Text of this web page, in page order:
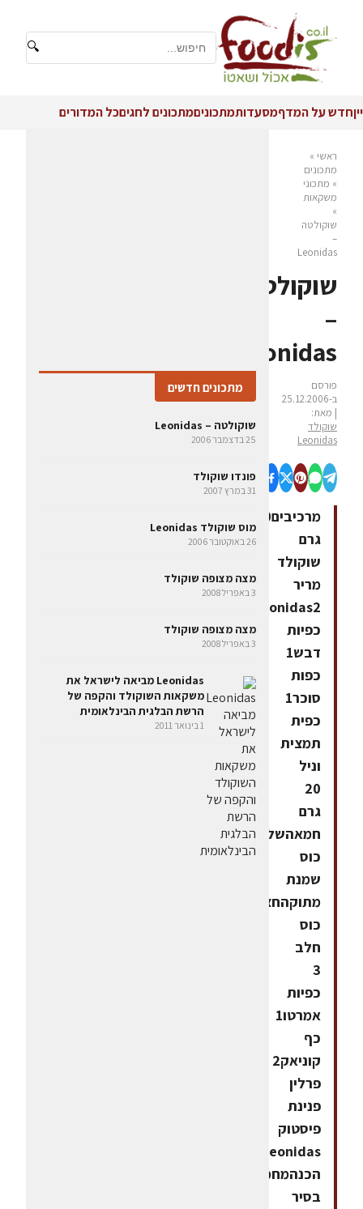
🔍
ייןחדש על המדףמסעדותמתכוניםמתכונים לחגיםכל המדורים
ראשי »
מתכונים
» מתכוני
משקאות
»
שוקולטה
–
Leonidas
שוקולטה
–
Leonidas
פורסם
ב-25.12.2006
| מאת:
שוקולד
Leonidas
מרכיבים100
גרם
שוקולד
מריר
Leonidas2
כפיות
דבש1
כפות
סוכר1
כפית
תמצית
וניל
20
גרם
חמאהשליש
כוס
שמנת
מתוקהחצי
כוס
חלב
3
כפיות
אמרטו1
כף
קוניאק2
פרלין
פנינת
פיסטוק
הכנהמחממים
בסיר
מתכונים חדשים
שוקולטה – Leonidas
25 בדצמבר 2006
פונדו שוקולד
31 במרץ 2007
מוס שוקולד Leonidas
26 באוקטובר 2006
מצה מצופה שוקולד
3 באפריל 2008
מצה מצופה שוקולד
3 באפריל 2008
Leonidas מביאה לישראל את
משקאות השוקולד והקפה של
הרשת הבלגית הבינלאומית
1 בינואר 2011